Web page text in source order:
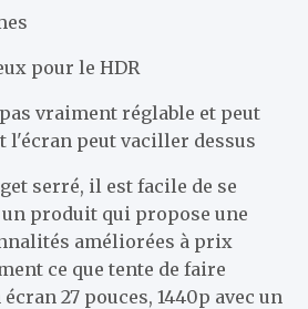
pour le HDR
vraiment réglable et peut
l'écran peut vaciller dessus
serré, il est facile de se
produit qui propose une
améliorées à prix
ce que tente de faire
27 pouces, 1440p avec un